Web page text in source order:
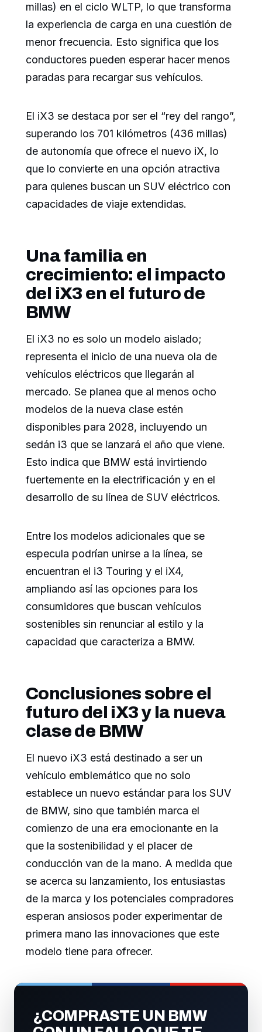
millas) en el ciclo WLTP, lo que transforma
la experiencia de carga en una cuestión de
menor frecuencia. Esto significa que los
conductores pueden esperar hacer menos
paradas para recargar sus vehículos.
El iX3 se destaca por ser el “rey del rango”,
superando los 701 kilómetros (436 millas)
de autonomía que ofrece el nuevo iX, lo
que lo convierte en una opción atractiva
para quienes buscan un SUV eléctrico con
capacidades de viaje extendidas.
Una familia en
crecimiento: el impacto
del iX3 en el futuro de
BMW
El iX3 no es solo un modelo aislado;
representa el inicio de una nueva ola de
vehículos eléctricos que llegarán al
mercado. Se planea que al menos ocho
modelos de la nueva clase estén
disponibles para 2028, incluyendo un
sedán i3 que se lanzará el año que viene.
Esto indica que BMW está invirtiendo
fuertemente en la electrificación y en el
desarrollo de su línea de SUV eléctricos.
Entre los modelos adicionales que se
especula podrían unirse a la línea, se
encuentran el i3 Touring y el iX4,
ampliando así las opciones para los
consumidores que buscan vehículos
sostenibles sin renunciar al estilo y la
capacidad que caracteriza a BMW.
Conclusiones sobre el
futuro del iX3 y la nueva
clase de BMW
El nuevo iX3 está destinado a ser un
vehículo emblemático que no solo
establece un nuevo estándar para los SUV
de BMW, sino que también marca el
comienzo de una era emocionante en la
que la sostenibilidad y el placer de
conducción van de la mano. A medida que
se acerca su lanzamiento, los entusiastas
de la marca y los potenciales compradores
esperan ansiosos poder experimentar de
primera mano las innovaciones que este
modelo tiene para ofrecer.
¿COMPRASTE UN BMW